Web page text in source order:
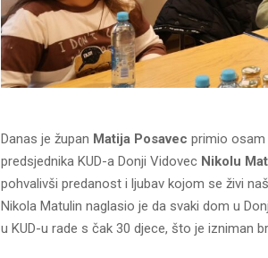
Danas je župan Matija Posavec primio osam
predsjednika KUD-a Donji Vidovec Nikolu
pohvalivši predanost i ljubav kojom se živi
Nikola Matulin naglasio je da svaki dom u
u KUD-u rade s čak 30 djece, što je izniman